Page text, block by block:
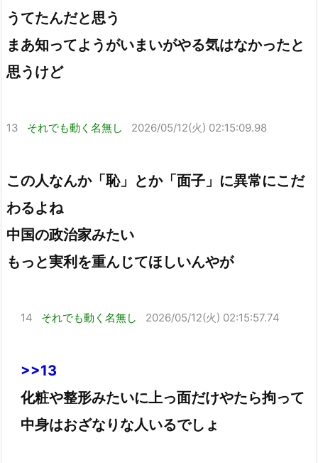
うてたんだと思う
まあ知ってようがいまいがやる気はなかったと
思うけど
13 それでも動く名無し 2026/05/12(火) 02:15:09.98
この人なんか「恥」とか「面子」に異常にこだ
わるよね
中国の政治家みたい
もっと実利を重んじてほしいんやが
14 それでも動く名無し 2026/05/12(火) 02:15:57.74
>>13
化粧や整形みたいに上っ面だけやたら拘って
中身はおざなりな人いるでしょ